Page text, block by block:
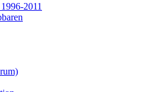
2011